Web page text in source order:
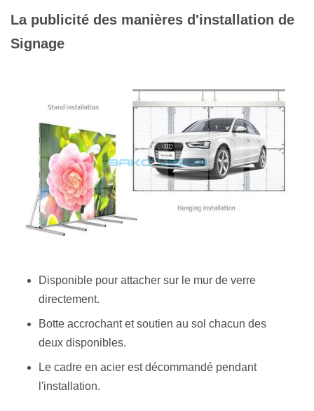
Résolution de
200 x 16 128 x 16 X12 48
² de 14 kg/m
Gray Scale 16 bits (281 couleurs trillion)
Rapport de
Conntrast
2 000 : 1
Consommation
Consommation
maximum
d'ower
700 W/sqm 560 W/sqm
La vitesse de
régénération
La publicité des manières d'installation de
Signage
Disponible pour attacher sur le mur de verre
directement.
Botte accrochant et soutien au sol chacun des
deux disponibles.
Le cadre en acier est décommandé pendant
l'installation.